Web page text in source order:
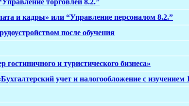
и кадры» или “Управление персоналом 8.2.”
после обучения
и туристического бизнеса»
учет и налогообложение с изучением